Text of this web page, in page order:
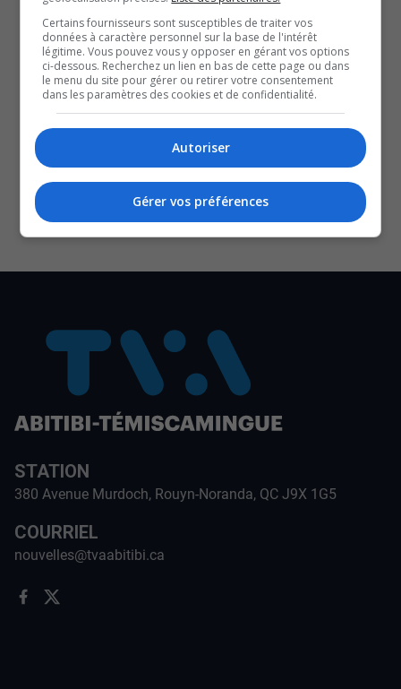
immédiatement le 911.
QUESTION DU JOUR
Commentaires
SOUTENIR NOS MÉDIAS, C’EST PROTÉGER NOTRE
STATION
380 Avenue Murdoch, Rouyn-Noranda, QC J9X 1G5
COURRIEL
nouvelles@tvaabitibi.ca
Certains fournisseurs sont susceptibles de traiter vos
données à caractère personnel sur la base de l'intérêt
légitime. Vous pouvez vous y opposer en gérant vos options
ci-dessous. Recherchez un lien en bas de cette page ou dans
le menu du site pour gérer ou retirer votre consentement
dans les paramètres des cookies et de confidentialité.
Autoriser
Gérer vos préférences